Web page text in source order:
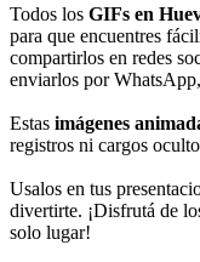
Todos los GIFs en
para que encuentres
compartirlos en redes
enviarlos por
Estas imágenes
registros ni cargos
Usalos en tus
divertirte. ¡Disfrutá de
solo lugar!